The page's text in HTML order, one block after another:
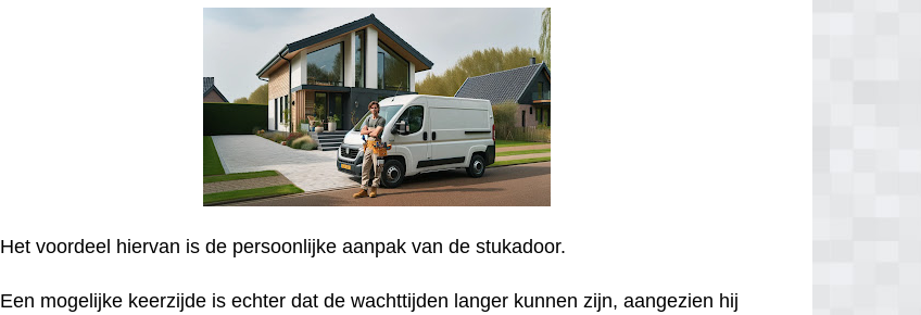
Het voordeel hiervan is de persoonlijke aanpak van de stukadoor.
Een mogelijke keerzijde is echter dat de wachttijden langer kunnen zijn, aangezien hij